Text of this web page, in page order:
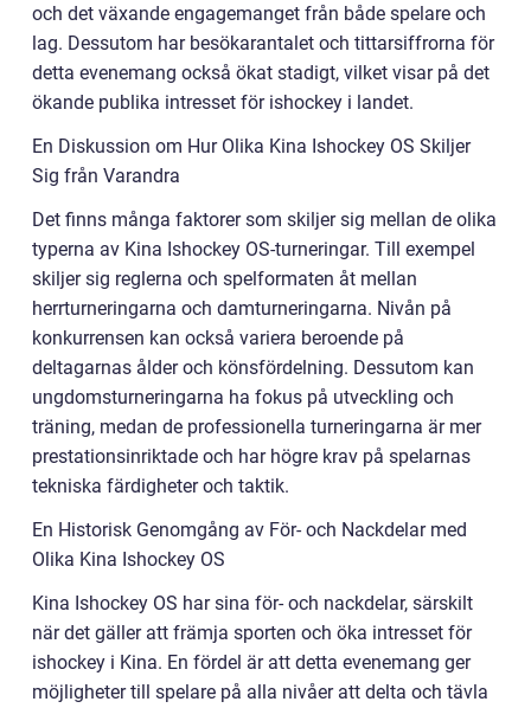
och det växande engagemanget från både spelare och
lag. Dessutom har besökarantalet och tittarsiffrorna för
detta evenemang också ökat stadigt, vilket visar på det
ökande publika intresset för ishockey i landet.
En Diskussion om Hur Olika Kina Ishockey OS Skiljer
Sig från Varandra
Det finns många faktorer som skiljer sig mellan de olika
typerna av Kina Ishockey OS-turneringar. Till exempel
skiljer sig reglerna och spelformaten åt mellan
herrturneringarna och damturneringarna. Nivån på
konkurrensen kan också variera beroende på
deltagarnas ålder och könsfördelning. Dessutom kan
ungdomsturneringarna ha fokus på utveckling och
träning, medan de professionella turneringarna är mer
prestationsinriktade och har högre krav på spelarnas
tekniska färdigheter och taktik.
En Historisk Genomgång av För- och Nackdelar med
Olika Kina Ishockey OS
Kina Ishockey OS har sina för- och nackdelar, särskilt
när det gäller att främja sporten och öka intresset för
ishockey i Kina. En fördel är att detta evenemang ger
möjligheter till spelare på alla nivåer att delta och tävla